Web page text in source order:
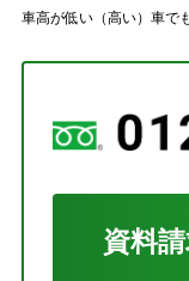
車高が低い（高い）車で
資料